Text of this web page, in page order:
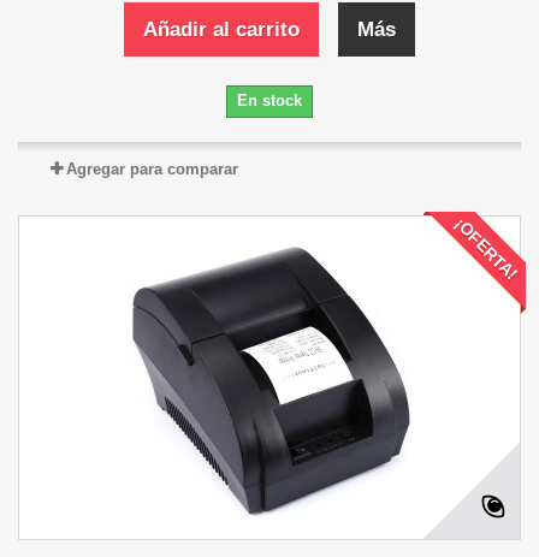
Añadir al carrito Más
En stock
Agregar para comparar
¡OFERTA!